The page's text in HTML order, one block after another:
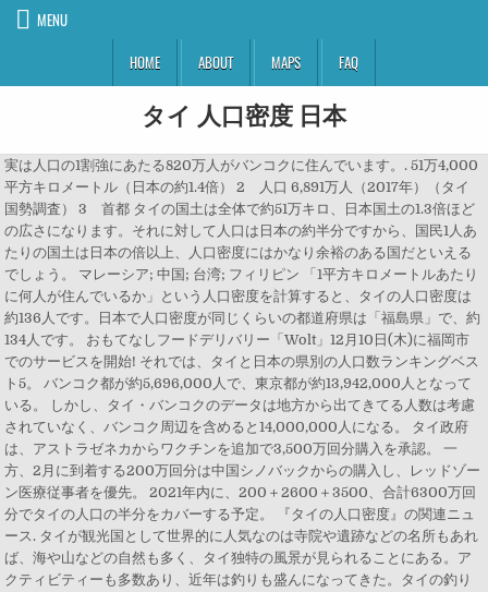
MENU
HOME
ABOUT MAPS FAQ
タイ 人口密度 日本
実は人口の1割強にあたる820万人がバンコクに住んでいます。. 51万4,000
平方キロメートル（日本の約1.4倍） 2 人口 6,891万人（2017年）（タイ
国勢調査） 3 首都 タイの国土は全体で約51万キロ、日本国土の1.3倍ほど
の広さになります。それに対して人口は日本の約半分ですから、国民1人あ
たりの国土は日本の倍以上、人口密度にはかなり余裕のある国だといえる
でしょう。 マレーシア; 中国; 台湾; フィリピン 「1平方キロメートルあたり
に何人が住んでいるか」という人口密度を計算すると、タイの人口密度は
約136人です。日本で人口密度が同じくらいの都道府県は「福島県」で、約
134人です。 おもてなしフードデリバリー「Wolt」12月10日(木)に福岡市
でのサービスを開始! それでは、タイと日本の県別の人口数ランキングベス
ト5。 バンコク都が約5,696,000人で、東京都が約13,942,000人となって
いる。 しかし、タイ・バンコクのデータは地方から出てきてる人数は考慮
されていなく、バンコク周辺を含めると14,000,000人になる。 タイ政府
は、アストラゼネカからワクチンを追加で3,500万回分購入を承認。 一
方、2月に到着する200万回分は中国シノバックからの購入し、レッドゾー
ン医療従事者を優先。 2021年内に、200＋2600＋3500、合計6300万回
分でタイの人口の半分をカバーする予定。 『タイの人口密度』の関連ニュ
ース. タイが観光国として世界的に人気なのは寺院や遺跡などの名所もあれ
ば、海や山などの自然も多く、タイ独特の風景が見られることにある。ア
クティビティーも多数あり、近年は釣りも盛んになってきた。タイの釣り